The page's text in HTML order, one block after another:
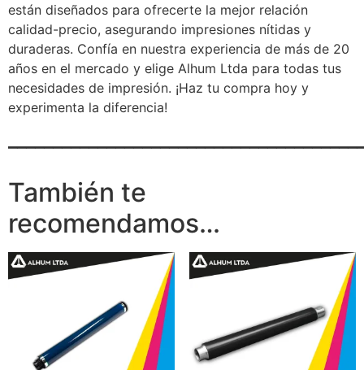
están diseñados para ofrecerte la mejor relación
calidad-precio, asegurando impresiones nítidas y
duraderas. Confía en nuestra experiencia de más de 20
años en el mercado y elige Alhum Ltda para todas tus
necesidades de impresión. ¡Haz tu compra hoy y
experimenta la diferencia!
También te
recomendamos…